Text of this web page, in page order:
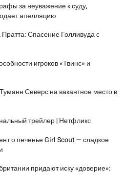
за неуважение к суду,
апелляцию
Спасение Голливуда с
игроков «Твинс» и
Северс на вакантное место в
трейлер | Нетфликс
о печенье Girl Scout — сладкое
придают иску «доверие»: